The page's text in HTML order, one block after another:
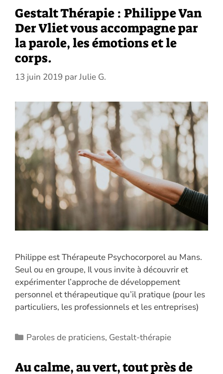
Gestalt Thérapie : Philippe Van
Der Vliet vous accompagne par
la parole, les émotions et le
corps.
13 juin 2019 parJulie G.
Philippe est Thérapeute Psychocorporel au Mans.
Seul ou en groupe, Il vous invite à découvrir et
expérimenter l’approche de développement
personnel et thérapeutique qu’il pratique (pour les
particuliers, les professionnels et les entreprises)
Catégories
Paroles de praticiens, Gestalt-thérapie
Au calme, au vert, tout près de